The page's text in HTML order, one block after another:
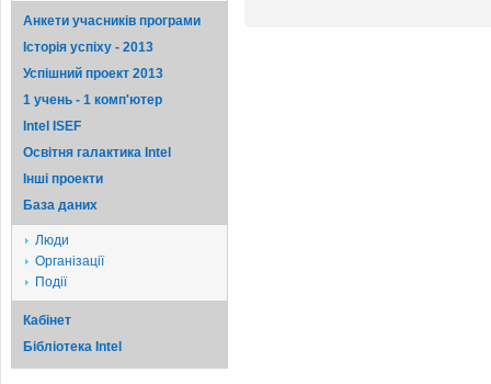
Анкети учасників програми
Історія успіху - 2013
Успішний проект 2013
1 учень - 1 комп'ютер
Intel ISEF
Освітня галактика Intel
Iншi проекти
База даних
Люди
Організації
Події
Кабінет
Бібліотека Intel